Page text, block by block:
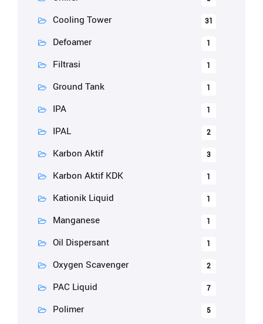
Cooling Tower 31
Defoamer 1
Filtrasi 1
Ground Tank 1
IPA 1
IPAL 2
Karbon Aktif 3
Karbon Aktif KDK 1
Kationik Liquid 1
Manganese 1
Oil Dispersant 1
Oxygen Scavenger 2
PAC Liquid 7
Polimer 5